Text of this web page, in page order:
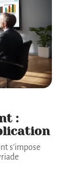
:
s'impose